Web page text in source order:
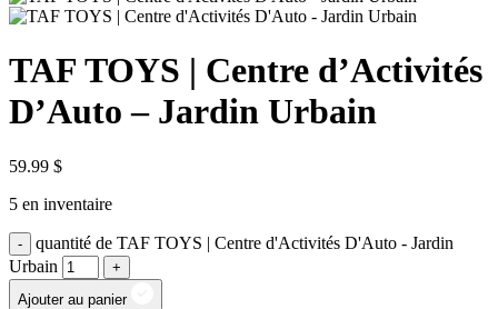
TAF TOYS | Centre d’Activités
D’Auto – Jardin Urbain
59.99 $
5 en inventaire
quantité de TAF TOYS | Centre d'Activités D'Auto - Jardin
Urbain
Ajouter au panier